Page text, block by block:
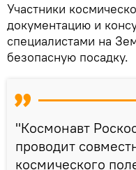
Участники
документацию и
специалистами на
безопасную посадку.
"Космонавт
проводит
космического